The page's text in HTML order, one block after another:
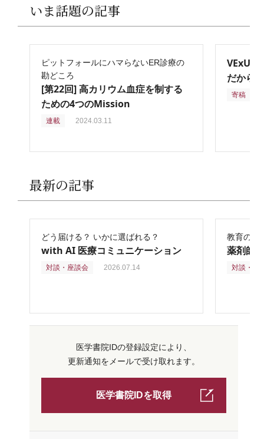
いま話題の記事
ピットフォールにハマらないER診療の
勘どころ
[第22回] 高カリウム血症を制する
ための4つのMission
連載 2024.03.11
VExUS
だから
寄稿
最新の記事
どう届ける？ いかに選ばれる？
with AI 医療コミュニケーション
対談・座談会 2026.07.14
教育の再
薬剤師
対談・座
医学書院IDの登録設定により、
更新通知をメールで受け取れます。
医学書院IDを取得